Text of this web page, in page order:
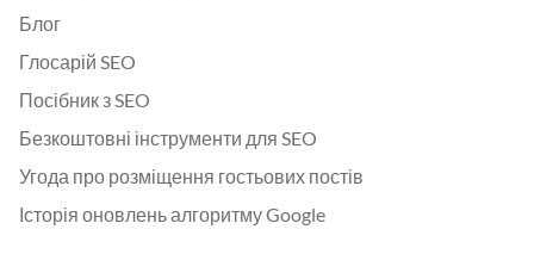
Блог
Глосарій SEO
Посібник з SEO
Безкоштовні інструменти для SEO
Угода про розміщення гостьових постів
Історія оновлень алгоритму Google